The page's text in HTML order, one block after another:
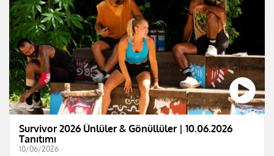
Survivor 2026 Ünlüler & Gönüllüler | 10.06.2026
Tanıtımı
10/06/2026